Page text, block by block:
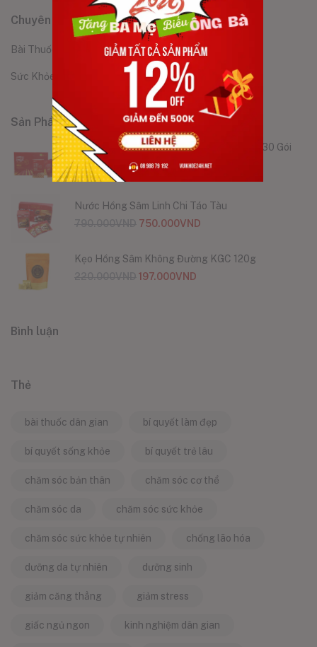
Chuyên Mục
Bài Thuốc Dân Gian (175)
Sức Khỏe & Sắc Đẹp (174)
Sản Phẩm
Nước Hồng Sâm Premium Hàn Quốc Hộp 30 Gói
1.800.000
VND1.650.000VND
Nước Hồng Sâm Linh Chi Táo Tàu
750.000VND
Kẹo Hồng Sâm Không Đường KGC 120g
197.000VND
Bình luận
Thẻ
bài thuốc dân gian bí quyết làm đẹp
bí quyết sống khỏe bí quyết trẻ lâu
chăm sóc bản thân chăm sóc cơ thể
chăm sóc da chăm sóc sức khỏe
chăm sóc sức khỏe tự nhiên chống lão hóa
dưỡng da tự nhiên dưỡng sinh
giảm căng thẳng giảm stress
giấc ngủ ngon kinh nghiệm dân gian